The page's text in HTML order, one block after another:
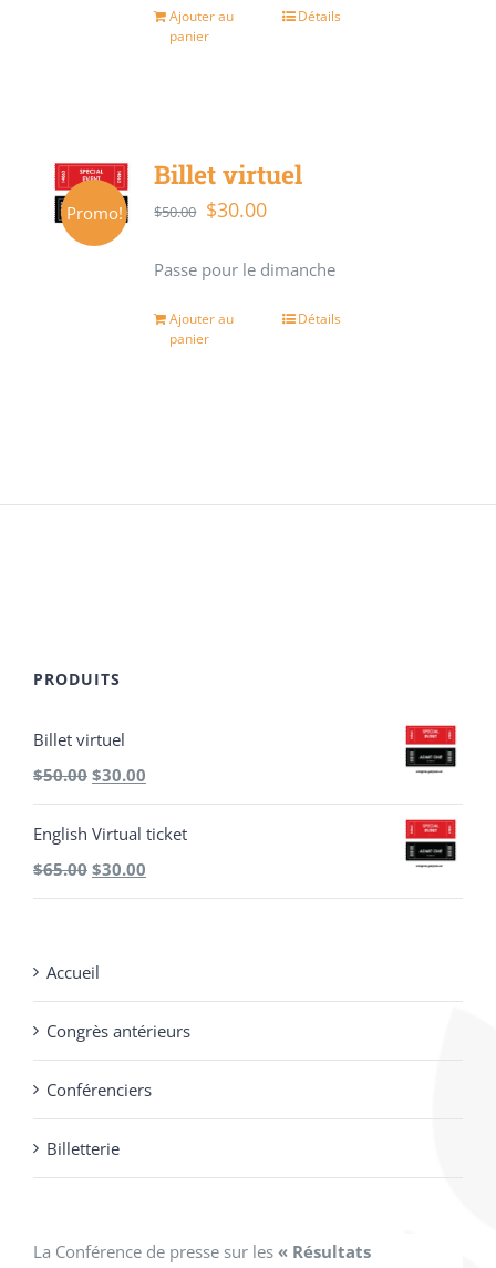
était :
$65.00.
est :
Ajouter au
panier
Détails
Promo!
Billet virtuel
$50.00 Le
initial
était :
$50.00.
$30.00Le
actuel
est :
Passe pour le dimanche
Ajouter au
panier
Détails
PRODUITS
Billet virtuel
$50.00 Le
prix
initial
était :
$30.00
prix
actuel
est :
English Virtual ticket
$65.00 Le
prix
était :
$30.00
prix
Accueil
Congrès antérieurs
Conférenciers
Billetterie
La Conférence de presse sur les « Résultats